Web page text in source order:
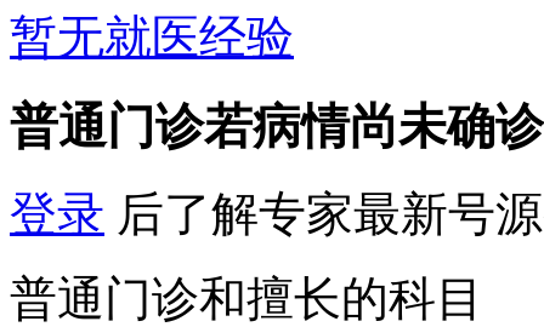
暂无就医经验
普通门诊若病情尚未确
登录 后了解专家最新号
普通门诊和擅长的科目